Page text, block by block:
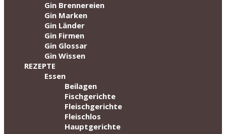
Gin Brennereien
Gin Marken
Gin Länder
Gin Firmen
Gin Glossar
Gin Wissen
REZEPTE
Essen
Beilagen
Fischgerichte
Fleischgerichte
Fleischlos
Hauptgerichte